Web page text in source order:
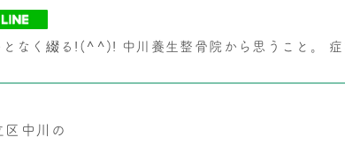
となく綴る!(^^)! 中川養生整骨院から思うこと。
中川の